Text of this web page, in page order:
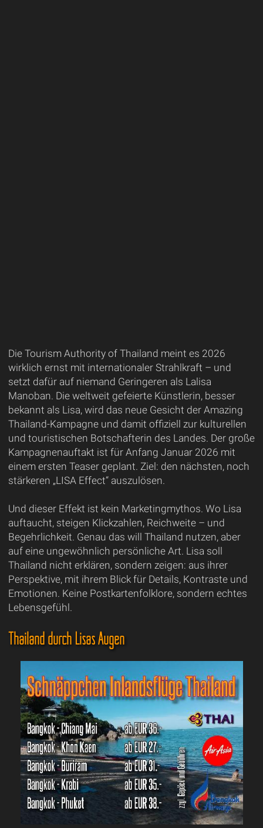
Die Tourism Authority of Thailand meint es 2026
wirklich ernst mit internationaler Strahlkraft – und
setzt dafür auf niemand Geringeren als Lalisa
Manoban. Die weltweit gefeierte Künstlerin, besser
bekannt als Lisa, wird das neue Gesicht der Amazing
Thailand-Kampagne und damit offiziell zur kulturellen
und touristischen Botschafterin des Landes. Der große
Kampagnenauftakt ist für Anfang Januar 2026 mit
einem ersten Teaser geplant. Ziel: den nächsten, noch
stärkeren „LISA Effect“ auszulösen.
Und dieser Effekt ist kein Marketingmythos. Wo Lisa
auftaucht, steigen Klickzahlen, Reichweite – und
Begehrlichkeit. Genau das will Thailand nutzen, aber
auf eine ungewöhnlich persönliche Art. Lisa soll
Thailand nicht erklären, sondern zeigen: aus ihrer
Perspektive, mit ihrem Blick für Details, Kontraste und
Emotionen. Keine Postkartenfolklore, sondern echtes
Lebensgefühl.
Thailand durch Lisas Augen